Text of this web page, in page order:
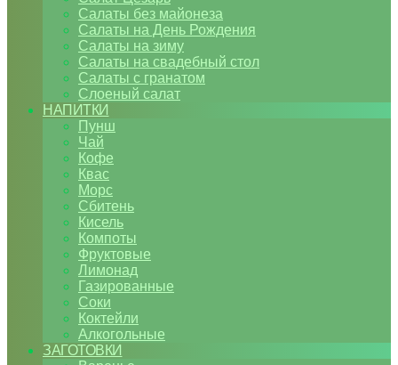
Салаты без майонеза
Салаты на День Рождения
Салаты на зиму
Салаты на свадебный стол
Салаты с гранатом
Слоеный салат
НАПИТКИ
Пунш
Чай
Кофе
Квас
Морс
Сбитень
Кисель
Компоты
Фруктовые
Лимонад
Газированные
Соки
Коктейли
Алкогольные
ЗАГОТОВКИ